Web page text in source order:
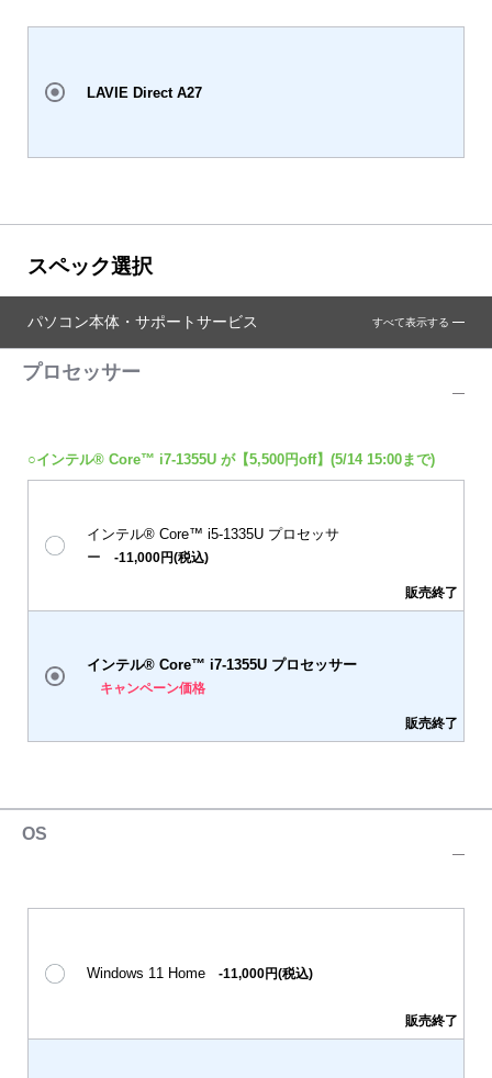
LAVIE Direct A27
スペック選択
パソコン本体・サポートサービス すべて表示する
プロセッサー
○インテル® Core™ i7-1355U が【5,500円off】(5/14 15:00まで)
販売終了
インテル® Core™ i5-1335U プロセッサ
ー
-11,000円(税込)
販売終了
インテル® Core™ i7-1355U プロセッサー
キャンペーン価格
OS
販売終了
Windows 11 Home -11,000円(税込)